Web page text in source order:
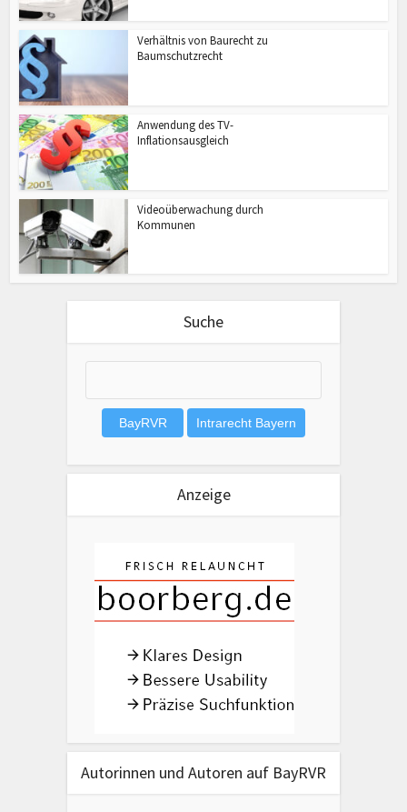
Verhältnis von Baurecht zu
Baumschutzrecht
Anwendung des TV-
Inflationsausgleich
Videoüberwachung durch
Kommunen
Suche
Anzeige
Autorinnen und Autoren auf BayRVR